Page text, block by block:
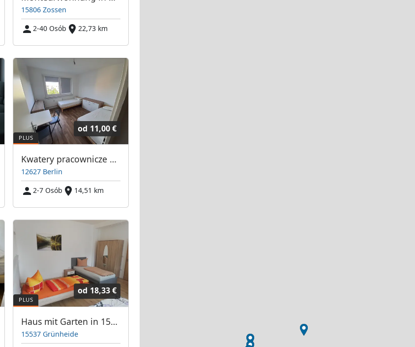
15806 Zossen
2-40 Osób
22,73 km
od 11,00 €
Kwatery pracownicze Berlin-Hellersdorf i Neukölln pokoje 2-4 osób.
12627 Berlin
2-7 Osób
14,51 km
od 18,33 €
Haus mit Garten in 15537 Grünheide (Tesla)
15537 Grünheide